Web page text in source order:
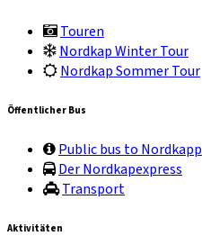
Touren
Nordkap Winter Tour
Nordkap Sommer Tour
Öffentlicher Bus
Public bus to Nordkapp
Der Nordkapexpress
Transport
Aktivitäten